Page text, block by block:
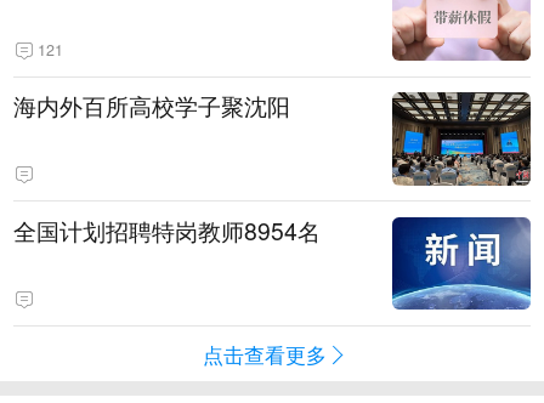
121
海内外百所高校学子聚沈阳
全国计划招聘特岗教师8954名
点击查看更多